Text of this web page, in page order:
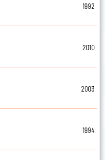
1992
2010
2003
1994